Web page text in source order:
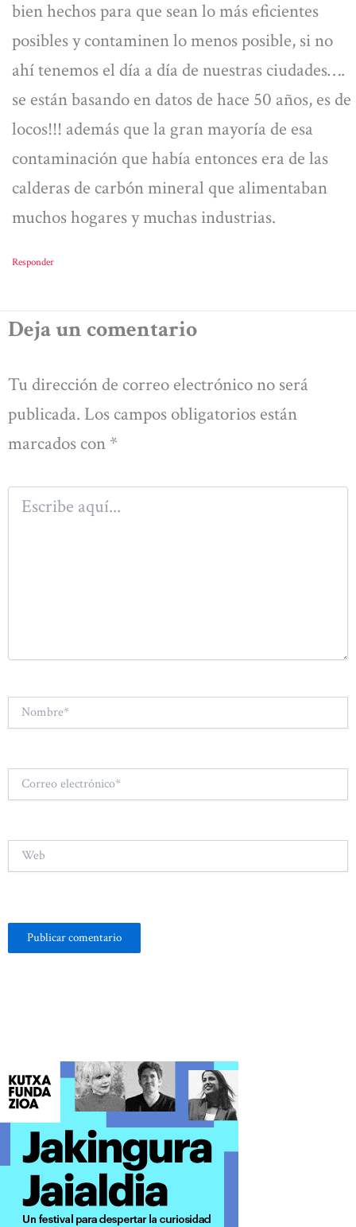
bien hechos para que sean lo más eficientes
posibles y contaminen lo menos posible, si no
ahí tenemos el día a día de nuestras ciudades….
se están basando en datos de hace 50 años, es de
locos!!! además que la gran mayoría de esa
contaminación que había entonces era de las
calderas de carbón mineral que alimentaban
muchos hogares y muchas industrias.
Responder
Deja un comentario
Tu dirección de correo electrónico no será
publicada. Los campos obligatorios están
marcados con *
Escribe
aquí...
Nombre*
Correo
electrónico*
Web